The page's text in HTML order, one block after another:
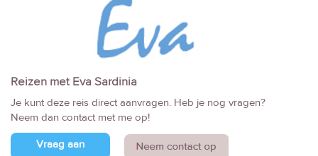
Reizen met Eva Sardinia
Je kunt deze reis direct aanvragen. Heb je nog vragen?
Neem dan contact met me op!
Vraag aan